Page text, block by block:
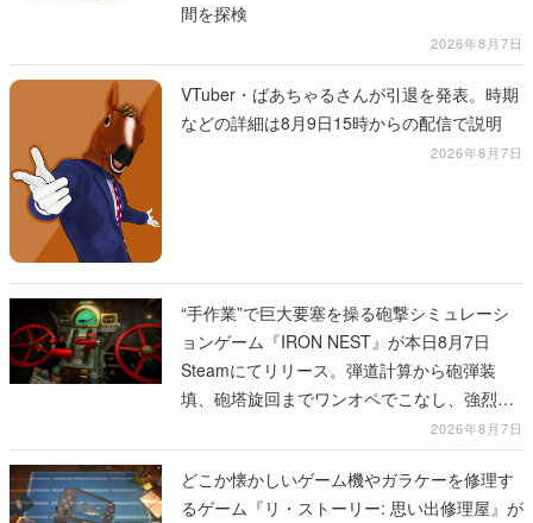
間を探検
2026年8月7日
VTuber・ばあちゃるさんが引退を発表。時期
などの詳細は8月9日15時からの配信で説明
2026年8月7日
“手作業”で巨大要塞を操る砲撃シミュレーシ
ョンゲーム『IRON NEST』が本日8月7日
Steamにてリリース。弾道計算から砲弾装
填、砲塔旋回までワンオペでこなし、強烈な
一撃をブチかませるロマンある作品2026年8月7日
どこか懐かしいゲーム機やガラケーを修理す
るゲーム『リ・ストーリー: 思い出修理屋』が